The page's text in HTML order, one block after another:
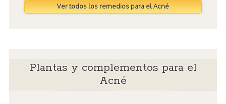
Ver todos los remedios para el Acné
Plantas y complementos para el
Acné